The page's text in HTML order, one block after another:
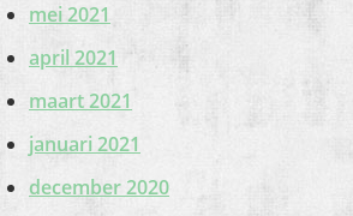
mei 2021
april 2021
maart 2021
januari 2021
december 2020